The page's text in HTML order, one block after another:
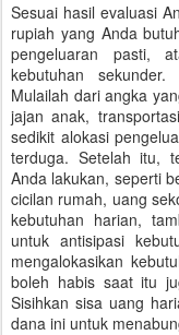
Sesuai hasil evaluasi
rupiah yang Anda
pengeluaran pasti,
kebutuhan
Mulailah dari angka
jajan anak,
sedikit alokasi
terduga. Setelah itu,
Anda lakukan, seperti
cicilan rumah, uang
kebutuhan harian,
untuk antisipasi
mengalokasikan
boleh habis saat itu
Sisihkan sisa uang
dana ini untuk